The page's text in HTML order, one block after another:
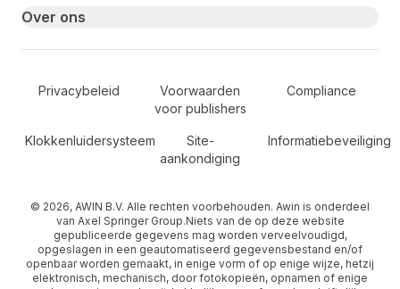
Over ons
Secondary Footer Navigation
Privacybeleid
Voorwaarden
voor publishers
Compliance
Klokkenluidersysteem
Site-
aankondiging
Informatiebeveiliging
© 2026, AWIN B.V. Alle rechten voorbehouden. Awin is onderdeel
van Axel Springer Group.Niets van de op deze website
gepubliceerde gegevens mag worden verveelvoudigd,
opgeslagen in een geautomatiseerd gegevensbestand en/of
openbaar worden gemaakt, in enige vorm of op enige wijze, hetzij
elektronisch, mechanisch, door fotokopieën, opnamen of enige